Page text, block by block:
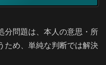
分問題は、本人の意思・所
ため、単純な判断では解決